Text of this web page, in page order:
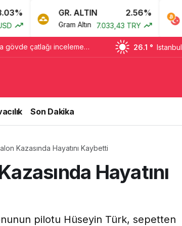
GR. ALTIN 2.56%
Gram Altın 7.033,43 TRY
BTC
gövde çatlağı incelemesi 26.1 ° Istanbul
Son Dakika
Kazasında Hayatını Kaybetti
Hayatını
pilotu Hüseyin Türk, sepetten